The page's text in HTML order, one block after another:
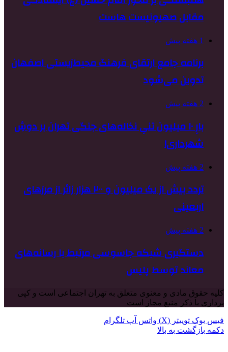
مقابل صهیونیست هاست
1 هفته پیش
برنامه جامع ارتقای فرهنگ محیط‌زیستی اصفهان
تدوین می‌شود
2 هفته پیش
بارِ ۱۰ میلیون تنیِ نخاله‌های جنگی تهران بر دوشِ
شهرداری!
2 هفته پیش
تردد بیش از یک میلیون و ۲۰۰ هزار زائر از مرزهای
اربعینی
2 هفته پیش
دستگیری شبکه جاسوسی مرتبط با رسانه‌های
معاند توسط پلیس
کلیه حقوق مادی و معنوی متعلق به تهران اجتماعی است و کپی
برداری با ذکر منبع مجاز است
فیس بوک توییتر (X) واتس آپ تلگرام
دکمه بازگشت به بالا